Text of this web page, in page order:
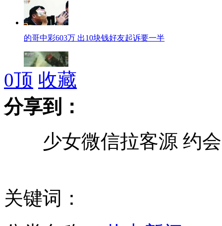
的哥中彩603万 出10块钱好友起诉要一半
实拍虎鲨突然窜出和渔民夺食惊险一幕
时尚辣妈穿短裙黑丝袜 走路被贱男刀捅屁股
汽车被断裂高压电线击中焚毁
0顶 收藏
分享到：
少女微信拉客源 约会
关键词：